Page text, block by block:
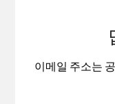
이메일 주소는